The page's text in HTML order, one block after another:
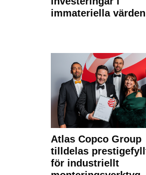
immateriella värden
Atlas Copco Group
tilldelas
för industriellt